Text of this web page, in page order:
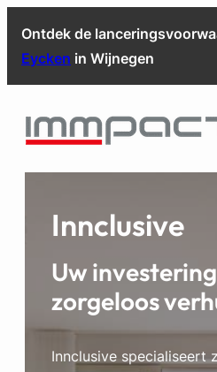
Ontdek de
Eycken in Wijnegen
Innclusive
Uw
zorgeloos
Innclusive specialiseert